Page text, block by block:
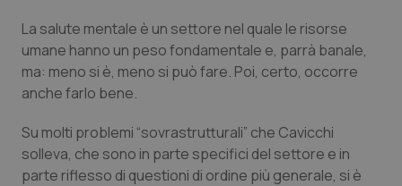
La salute mentale è un settore nel quale le risorse
umane hanno un peso fondamentale e, parrà banale,
ma: meno si è, meno si può fare. Poi, certo, occorre
anche farlo bene.
Su molti problemi “sovrastrutturali” che Cavicchi
solleva, che sono in parte specifici del settore e in
parte riflesso di questioni di ordine più generale, si è
VISITOR_PRIVACY_METADATA
YouTube
.youtube.com